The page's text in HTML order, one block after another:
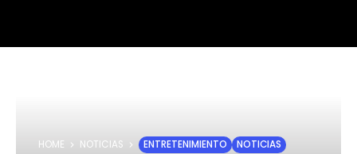
HOME NOTICIAS ENTRETENIMIENTO NOTICIAS